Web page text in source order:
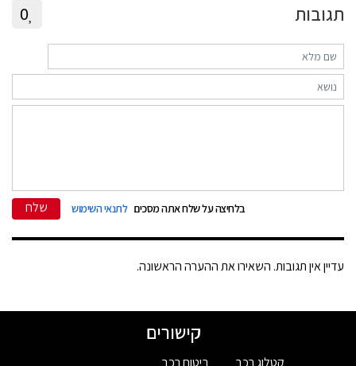
תגובות 0
בלחיצה על שלח אתה מסכים לתנאי השימוש שלח
עדיין אין תגובות. השאירו את ההערה הראשונה.
קישורים
קטלוג רכב ביטוח רכב